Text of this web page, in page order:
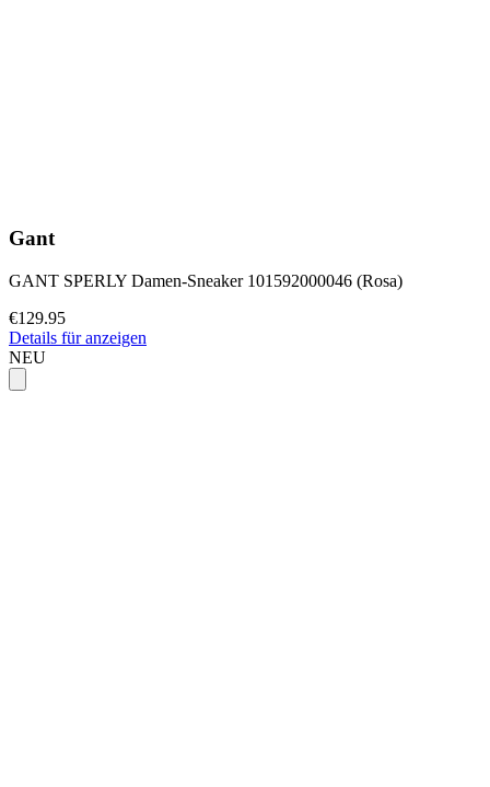
Gant
GANT SPERLY Damen-Sneaker 101592000046 (Rosa)
€129.95
Details für anzeigen
NEU